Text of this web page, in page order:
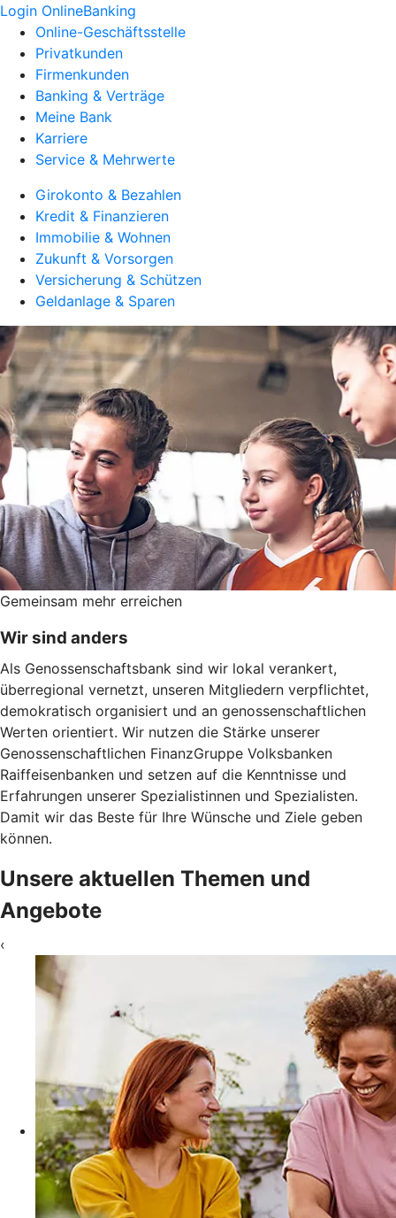
Login OnlineBanking
Online-Geschäftsstelle
Privatkunden
Firmenkunden
Banking & Verträge
Meine Bank
Karriere
Service & Mehrwerte
Girokonto & Bezahlen
Kredit & Finanzieren
Immobilie & Wohnen
Zukunft & Vorsorgen
Versicherung & Schützen
Geldanlage & Sparen
Gemeinsam mehr erreichen
Wir sind anders
Als Genossenschaftsbank sind wir lokal verankert,
überregional vernetzt, unseren Mitgliedern verpflichtet,
demokratisch organisiert und an genossenschaftlichen
Werten orientiert. Wir nutzen die Stärke unserer
Genossenschaftlichen FinanzGruppe Volksbanken
Raiffeisenbanken und setzen auf die Kenntnisse und
Erfahrungen unserer Spezialistinnen und Spezialisten.
Damit wir das Beste für Ihre Wünsche und Ziele geben
können.
Unsere aktuellen Themen und
Angebote
‹